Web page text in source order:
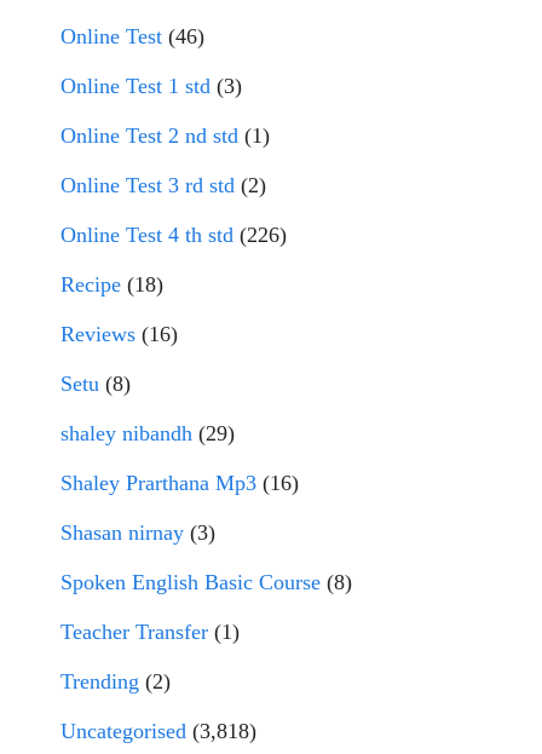
Online Test (46)
Online Test 1 std (3)
Online Test 2 nd std (1)
Online Test 3 rd std (2)
Online Test 4 th std (226)
Recipe (18)
Reviews (16)
Setu (8)
shaley nibandh (29)
Shaley Prarthana Mp3 (16)
Shasan nirnay (3)
Spoken English Basic Course (8)
Teacher Transfer (1)
Trending (2)
Uncategorised (3,818)